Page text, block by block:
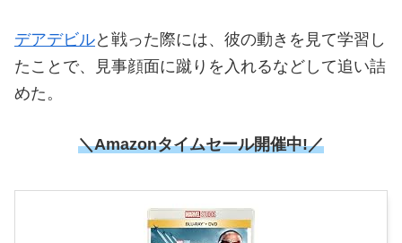
デアデビルと戦った際には、彼の動きを見て学習し
たことで、見事顔面に蹴りを入れるなどして追い詰
めた。
＼Amazonタイムセール開催中!／